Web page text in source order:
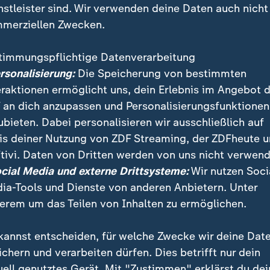
Geburtstagsparty der Welt wird in diesen Tagen
Parkes gefeiert. Mehrere hundert Elvis-
Rock'n'Roll-Giganten gedenken ihres Helden.
sind. Wir verwenden deine Daten auch nicht
Zwecken.
Datenverarbeitung
Die Speicherung von bestimmten
ermöglicht uns, dein Erlebnis im Angebot
an dich anzupassen und Personalisierungsfunktionen
Dabei personalisieren wir ausschließlich auf
deiner Nutzung von ZDF Streaming, der ZDFheute
Daten von Dritten werden von uns nicht
Media und externe Drittsysteme:Wir nutzen
Tools und Dienste von anderen Anbietern. Unter
um das Teilen von Inhalten zu ermöglichen.
entscheiden, für welche Zwecke wir deine
und verarbeiten dürfen. Dies betrifft nur dein